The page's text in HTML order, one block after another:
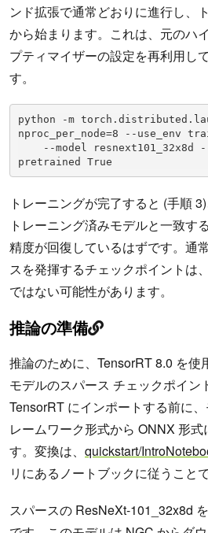
ンド拡張で通常どおりに進行し、
から始まります。これは、元のハ
プティマイザーの設定を再利用し
す。
python -m
nproc_per_node=8 --use_env
pretrained True
トレーニングが完了すると (手順
トレーニング済みモデルと一致す
精度が回復しているはずです。通
スを発揮するチェックポイントは
ではない可能性があります。
推論の準備
推論のために、TensorRT 8.0 を使
モデルのスパース チェックポイン
TensorRT にインポートする前に
レームワーク形式から ONNX 形
す。変換は、 quickstart/
リにあるノートブックに従うこと
スパースの ResNeXt-101_32x8d